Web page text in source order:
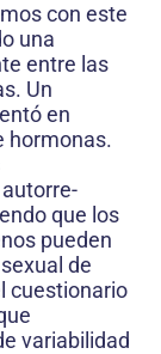
con este
una
entre las
Un
en
hormonas.
que los
pueden
de
cuestionario
variabilidad